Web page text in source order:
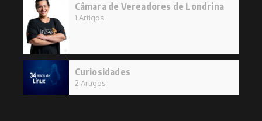
Câmara de Vereadores de Londrina
1 Artigos
Curiosidades
2 Artigos